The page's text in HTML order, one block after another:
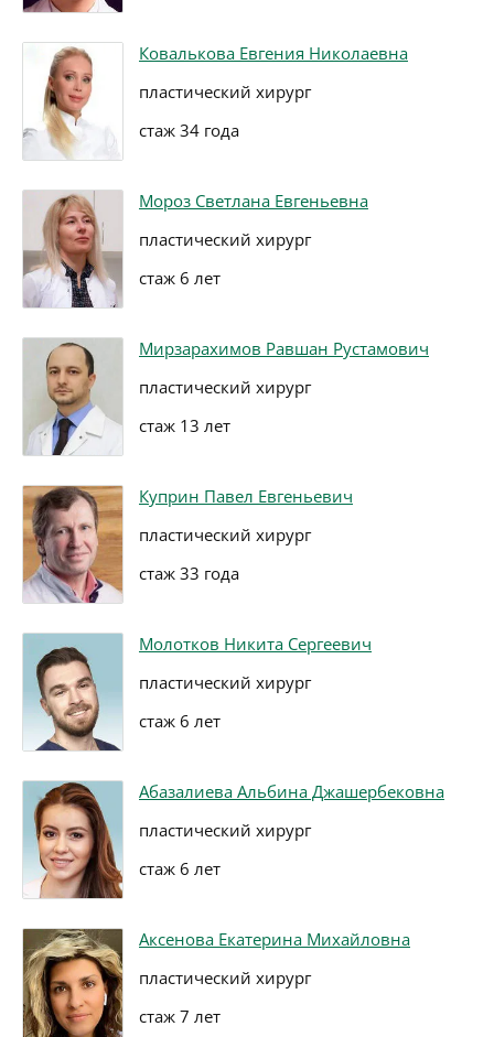
Ковалькова Евгения Николаевна
пластический хирург
стаж 34 года
Мороз Светлана Евгеньевна
пластический хирург
стаж 6 лет
Мирзарахимов Равшан Рустамович
пластический хирург
стаж 13 лет
Куприн Павел Евгеньевич
пластический хирург
стаж 33 года
Молотков Никита Сергеевич
пластический хирург
стаж 6 лет
Абазалиева Альбина Джашербековна
пластический хирург
стаж 6 лет
Аксенова Екатерина Михайловна
пластический хирург
стаж 7 лет